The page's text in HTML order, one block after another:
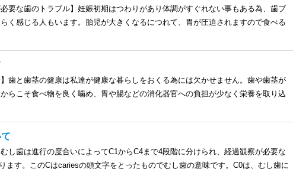
必要な歯のトラブル】妊娠初期はつわりがあり体調がすぐれない事もある為、歯ブ
く感じる人もいます。胎児が大きくなるにつれて、胃が圧迫されますので食べる
】歯と歯茎の健康は私達が健康な暮らしをおくる為には欠かせません。歯や歯茎が
らこそ食べ物を良く噛め、胃や腸などの消化器官への負担が少なく栄養を取り込
むし歯は進行の度合いによってC1からC4まで4段階に分けられ、経過観察が必要な
ます。このCはcariesの頭文字をとったものでむし歯の意味です。C0は、むし歯に